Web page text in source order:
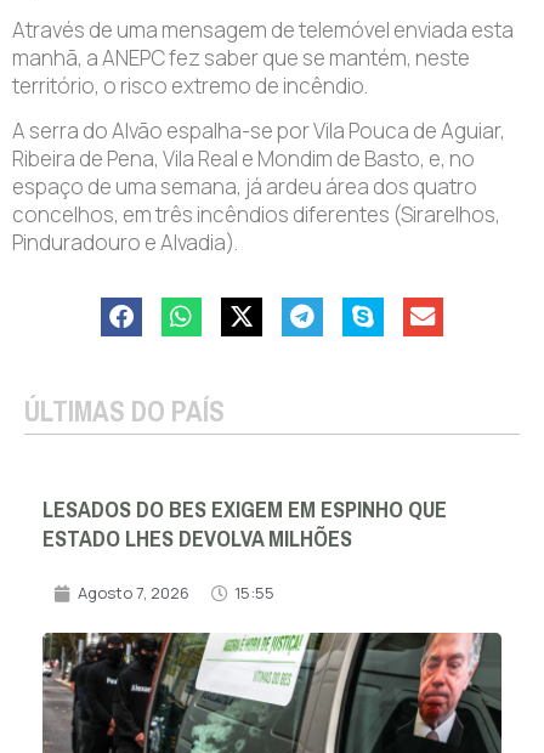
Através de uma mensagem de telemóvel enviada esta
manhã, a ANEPC fez saber que se mantém, neste
território, o risco extremo de incêndio.
A serra do Alvão espalha-se por Vila Pouca de Aguiar,
Ribeira de Pena, Vila Real e Mondim de Basto, e, no
espaço de uma semana, já ardeu área dos quatro
concelhos, em três incêndios diferentes (Sirarelhos,
Pinduradouro e Alvadia).
ÚLTIMAS DO PAÍS
LESADOS DO BES EXIGEM EM ESPINHO QUE
ESTADO LHES DEVOLVA MILHÕES
Agosto 7, 2026 15:55